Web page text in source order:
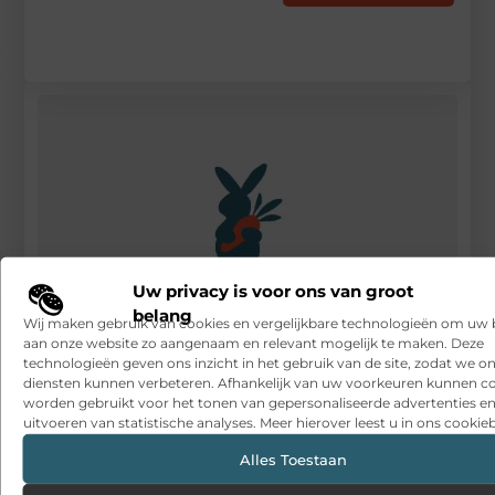
Uw privacy is voor ons van groot
belang
Wij maken gebruik van cookies en vergelijkbare technologieën om uw
aan onze website zo aangenaam en relevant mogelijk te maken. Deze
technologieën geven ons inzicht in het gebruik van de site, zodat we
diensten kunnen verbeteren. Afhankelijk van uw voorkeuren kunnen
worden gebruikt voor het tonen van gepersonaliseerde advertenties
uitvoeren van statistische analyses. Meer hierover leest u in ons
Alles Toestaan
Een deskundig administratiekantoor in Hengelo
RECENTE BERICHTEN
Snelle sfeerverbetering met accessoires die altijd passen